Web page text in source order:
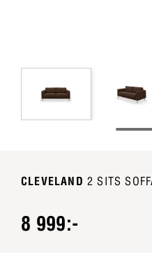
CLEVELAND 2 SITS
8 999:-